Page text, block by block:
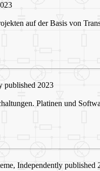
auf der Basis von
published 2023
Platinen und
Independently published